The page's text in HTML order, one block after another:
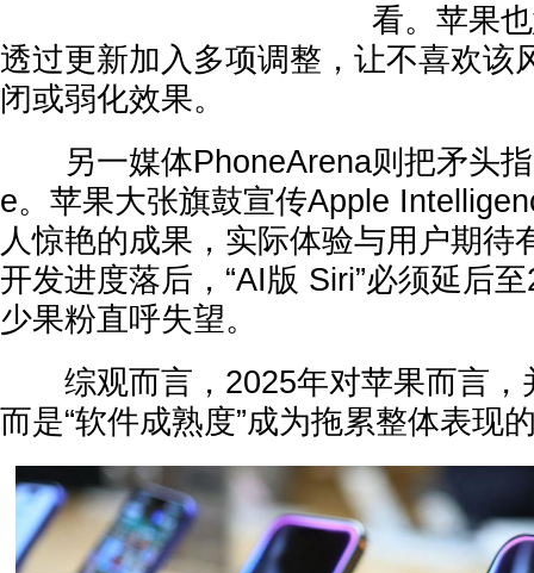
看。苹果
透过更新加入多项调整，让不喜欢该
闭或弱化效果。
另一媒体PhoneArena则把矛头指
e。苹果大张旗鼓宣传Apple
人惊艳的成果，实际体验与用户期待
开发进度落后，“AI版 Siri”必须延后
少果粉直呼失望。
综观而言，2025年对苹果而言，
而是“软件成熟度”成为拖累整体表现